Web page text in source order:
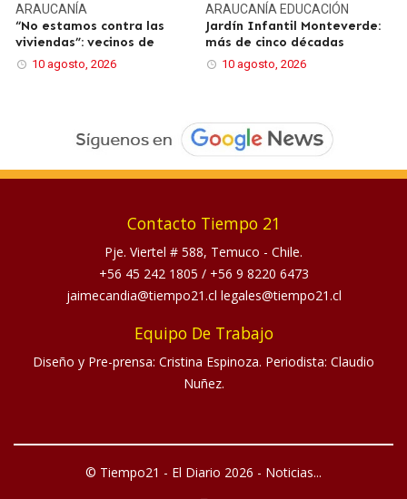
ARAUCANÍA
“No estamos contra las
viviendas”: vecinos de
10 agosto, 2026
ARAUCANÍA EDUCACIÓN
Jardín Infantil Monteverde:
más de cinco décadas
10 agosto, 2026
Contacto Tiempo 21
Pje. Viertel # 588, Temuco - Chile.
+56 45 242 1805 / +56 9 8220 6473
jaimecandia@tiempo21.cl legales@tiempo21.cl
Equipo De Trabajo
Diseño y Pre-prensa: Cristina Espinoza. Periodista: Claudio
Nuñez.
© Tiempo21 - El Diario 2026 - Noticias...